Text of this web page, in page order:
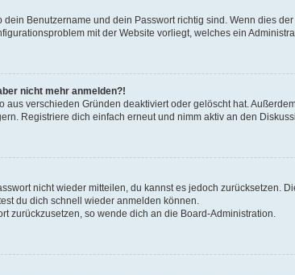
Benutzername und dein Passwort richtig sind. Wenn dies
mit der Website vorliegt, welches ein
nicht mehr anmelden?!
aus verschieden Gründen deaktiviert oder gelöscht hat.
Registriere dich einfach erneut und nimm aktiv an den
nicht wieder mitteilen, du kannst es jedoch zurücksetzen.
du dich schnell wieder anmelden können.
zurückzusetzen, so wende dich an die Board-Administration.